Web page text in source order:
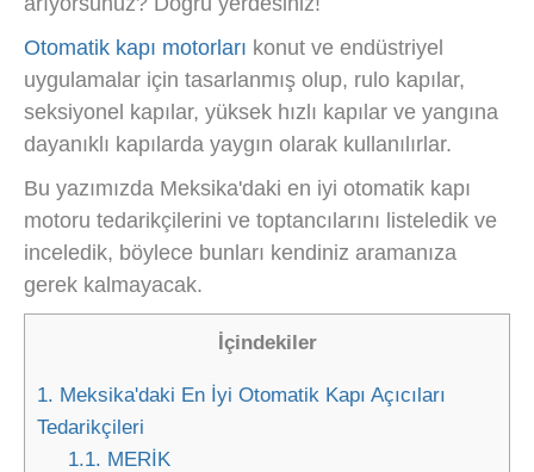
Otomatik kapı motorları konut ve endüstriyel
uygulamalar için tasarlanmış olup, rulo kapılar,
seksiyonel kapılar, yüksek hızlı kapılar ve yangına
dayanıklı kapılarda yaygın olarak kullanılırlar.
Bu yazımızda Meksika'daki en iyi otomatik kapı
motoru tedarikçilerini ve toptancılarını listeledik ve
inceledik, böylece bunları kendiniz aramanıza
gerek kalmayacak.
İçindekiler
1. Meksika'daki En İyi Otomatik Kapı Açıcıları
Tedarikçileri
1.1. MERİK